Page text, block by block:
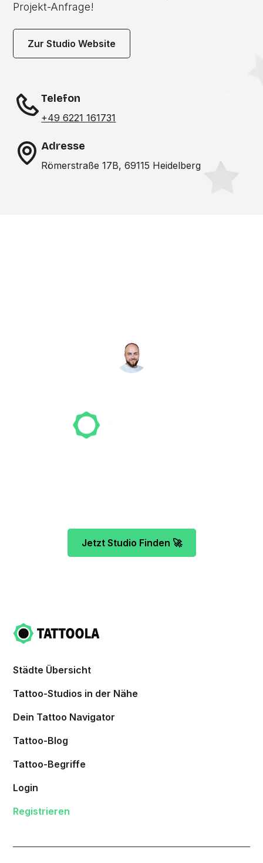
Projekt-Anfrage!
Zur Studio Website
Telefon
+49 6221 161731
Adresse
Römerstraße 17B, 69115 Heidelberg
Jetzt Studio Finden 🚀
Städte Übersicht
Tattoo-Studios in der Nähe
Dein Tattoo Navigator
Tattoo-Blog
Tattoo-Begriffe
Login
Registrieren